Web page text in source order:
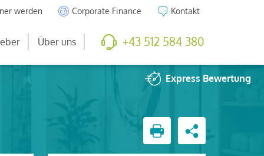
werden Corporate Finance Kontakt
Über uns +43 512 584 380
Express Bewertung